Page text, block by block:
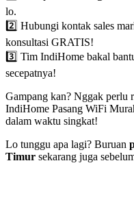
lo.
2️⃣ Hubungi kontak sales
konsultasi GRATIS!
3️⃣ Tim IndiHome bakal
secepatnya!
Gampang kan? Nggak perlu
IndiHome Pasang WiFi
dalam waktu singkat!
Lo tunggu apa lagi? Buruan
Timur sekarang juga